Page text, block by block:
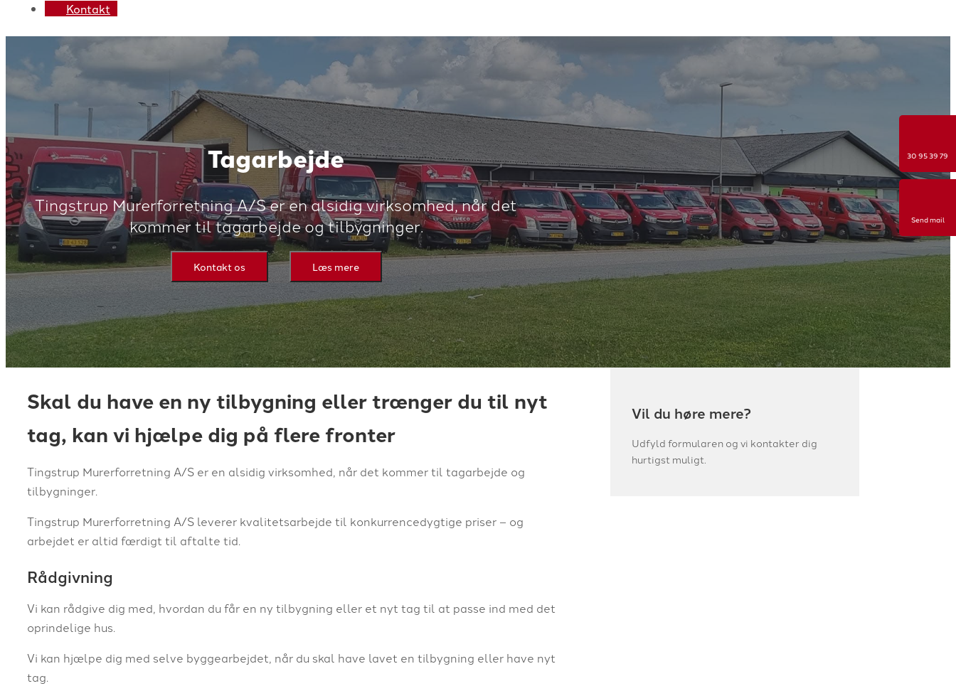
Kontakt
Tagarbejde
Tingstrup Murerforretning A/S er en alsidig virksomhed, når det
kommer til tagarbejde og tilbygninger.
Kontakt os Læs mere
Skal du have en ny tilbygning eller trænger du til nyt
tag, kan vi hjælpe dig på flere fronter
Tingstrup Murerforretning A/S er en alsidig virksomhed, når det kommer til tagarbejde og
tilbygninger.
Tingstrup Murerforretning A/S leverer kvalitetsarbejde til konkurrencedygtige priser – og
arbejdet er altid færdigt til aftalte tid.​
Rådgivning
Vi kan rådgive dig med, hvordan du får en ny tilbygning eller et nyt tag til at passe ind med det
oprindelige hus.
Vi kan hjælpe dig med selve byggearbejdet, når du skal have lavet en tilbygning eller have nyt
tag.
Vil du høre mere?
Udfyld formularen og vi kontakter dig
hurtigst muligt.
30 95 39 79
Send mail